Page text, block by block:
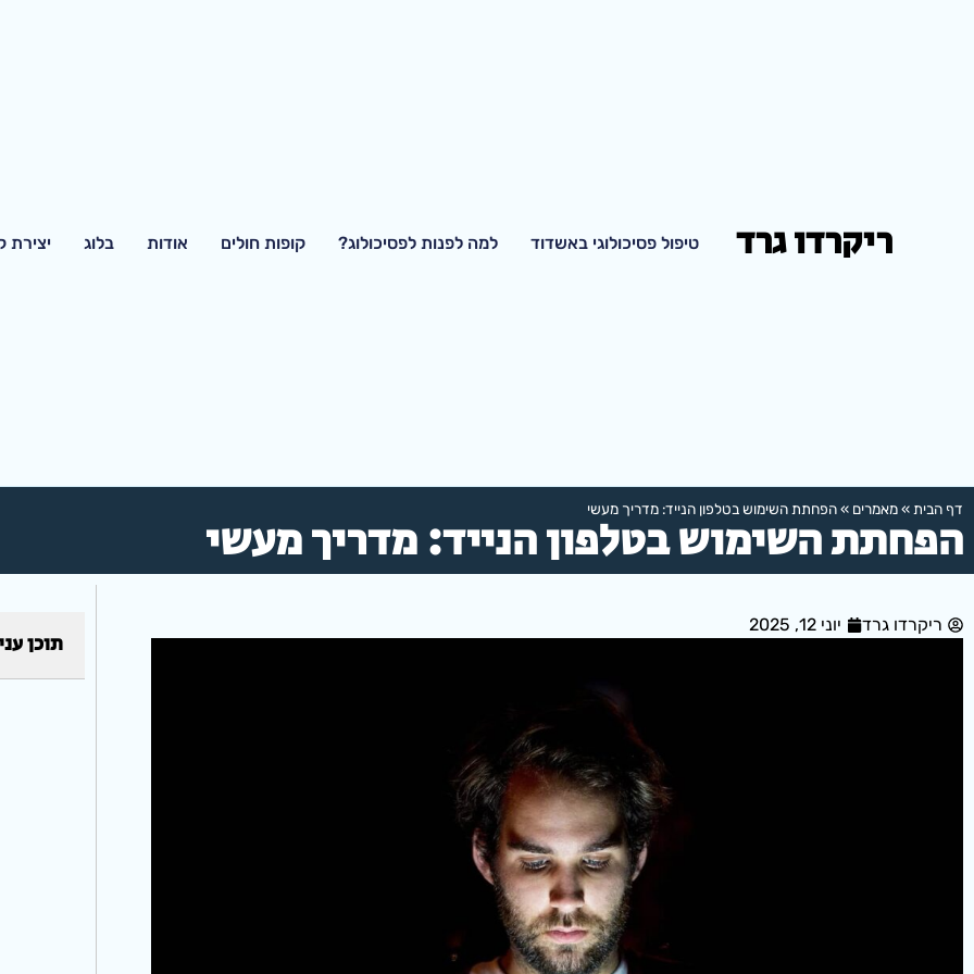
ריקרדו גרד טיפול פסיכולוגי באשדוד למה לפנות לפסיכולוג? קופות חולים אודות בלוג יצירת
דף הבית »מאמרים »הפחתת השימוש בטלפון הנייד: מדריך מעשי
הפחתת השימוש בטלפון הנייד: מדריך מעשי
ריקרדו גרד יוני 12, 2025
תוכן